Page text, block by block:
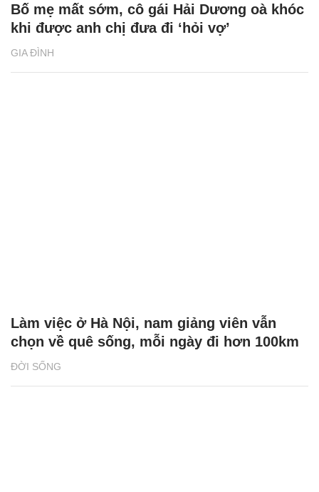
GIA ĐÌNH
Bố mẹ mất sớm, cô gái Hải Dương oà khóc
khi được anh chị đưa đi ‘hỏi vợ’
ĐỜI SỐNG
Làm việc ở Hà Nội, nam giảng viên vẫn
chọn về quê sống, mỗi ngày đi hơn 100km